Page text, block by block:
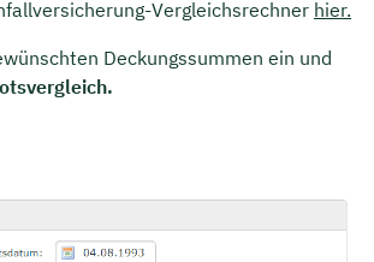
Vergleichsrechner hier.
Deckungssummen ein und